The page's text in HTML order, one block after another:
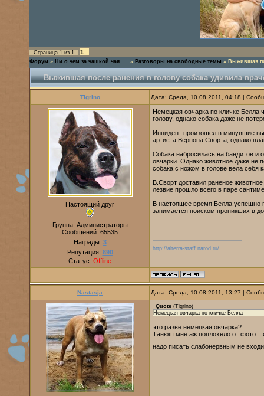
Страница 1 из 1 1
Форум » Ни о чем за чашкой чая. . . » Разговоры на свободные темы » Выжившая
Выжившая после ранения в голову собака удивила
Tigrino Дата: Среда, 10.08.2011, 04:18 |
Настоящий друг
Группа: Администраторы
Сообщений: 65535
Награды: 3
Репутация: 890
Статус: Offline
Немецкая овчарка по кличке
голову, однако собака даже не
Инцидент произошел в минувшие
артиста Вернона Сворта, однако
Собака набросилась на бандитов и
овчарки. Однако животное даже не
собака с ножом в голове вела себя
В.Сворт доставил раненое
лезвие прошло всего в паре
В настоящее время Белла успешно
занимается поиском проникших в
http://alterra-staff.narod.ru/
Nastasja Дата: Среда, 10.08.2011, 13:27 |
Quote (Tigrino)
Немецкая овчарка по кличке Белла
это разве немецкая овчарка?
Танюш мне аж поплохело от фото...
надо писать слабонервным не